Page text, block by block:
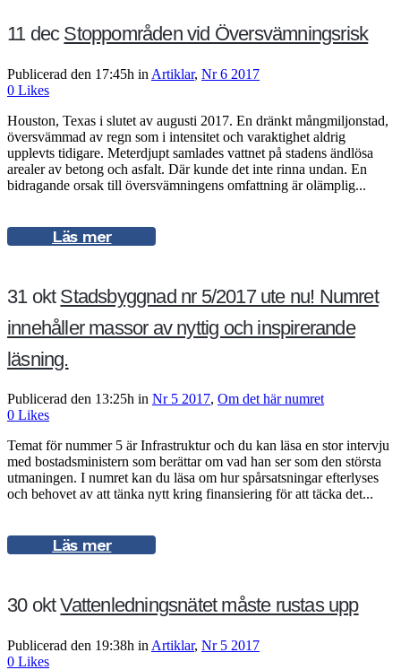
11 dec Stoppområden vid Översvämningsrisk
Publicerad den 17:45h in Artiklar, Nr 6 2017
0 Likes
Houston, Texas i slutet av augusti 2017. En dränkt mångmiljonstad,
översvämmad av regn som i intensitet och varaktighet aldrig
upplevts tidigare. Meterdjupt samlades vattnet på stadens ändlösa
arealer av betong och asfalt. Där kunde det inte rinna undan. En
bidragande orsak till översvämningens omfattning är olämplig...
Läs mer
31 okt Stadsbyggnad nr 5/2017 ute nu! Numret
innehåller massor av nyttig och inspirerande
läsning.
Publicerad den 13:25h in Nr 5 2017, Om det här numret
0 Likes
Temat för nummer 5 är Infrastruktur och du kan läsa en stor intervju
med bostadsministern som berättar om vad han ser som den största
utmaningen. I numret kan du läsa om hur spårsatsningar efterlyses
och behovet av att tänka nytt kring finansiering för att täcka det...
Läs mer
30 okt Vattenledningsnätet måste rustas upp
Publicerad den 19:38h in Artiklar, Nr 5 2017
0 Likes